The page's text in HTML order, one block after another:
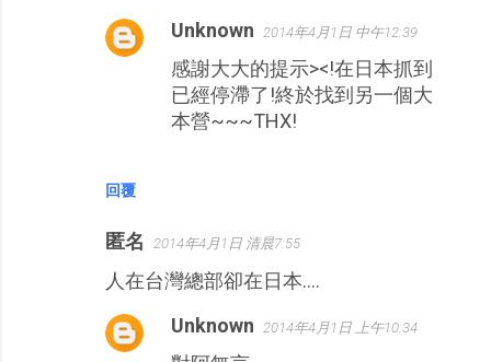
回覆
Unknown 2014年4月1日 中午12:39
感謝大大的提示><!在日本抓到
已經停滯了!終於找到另一個大
本營~~~THX!
匿名 2014年4月1日 清晨7:55
人在台灣總部卻在日本....
Unknown 2014年4月1日 上午10:34